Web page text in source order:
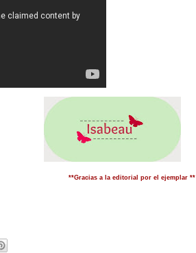
**Gracias a la editorial por el ejemplar **